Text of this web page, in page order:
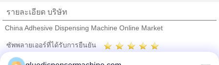
รายละเอียด บริษัท
China Adhesive Dispensing Machine Online Market
ซัพพลายเออร์ที่ได้รับการยืนยัน
Trust Seal